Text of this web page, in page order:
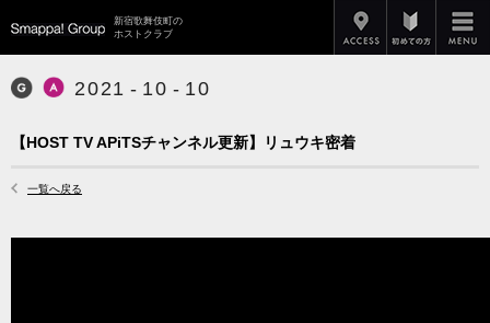
新宿歌舞伎町の
ホストクラブ
Smappa! Group
APiTS
2021 - 10 - 10
【HOST TV APiTSチャンネル更新】リュウキ密着
一覧へ戻る